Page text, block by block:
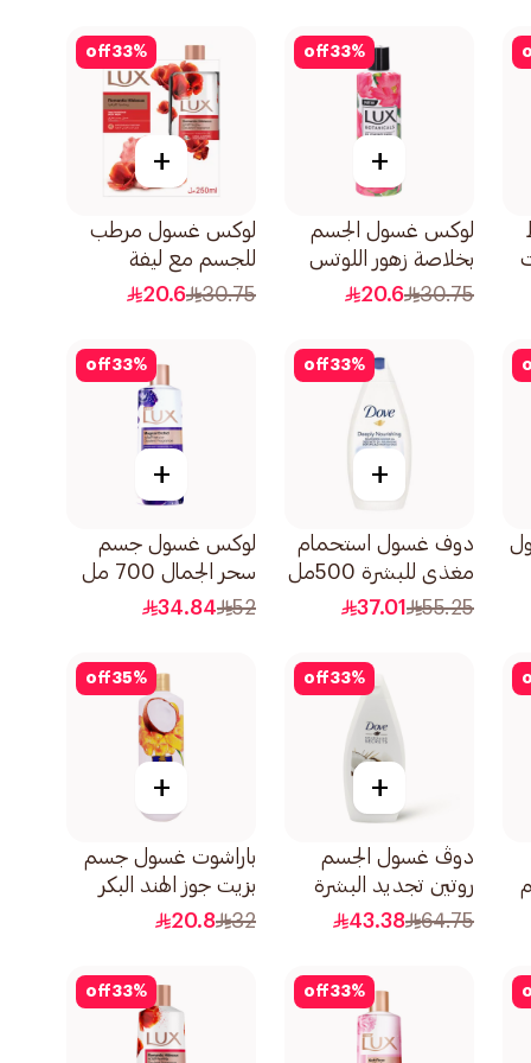
33%
off
+
لوكس غسول الجسم
بخلاصة زهور اللوتس
والعسل 250مل
30.75
20.6
33%
off
+
لوكس غسول مرطب
للجسم مع ليفة
رومانتيك هيبيسكوس
30.75
20.6
33%
off
+
دوف غسول استحمام
مغذي للبشرة 500مل
55.25
37.01
33%
off
+
لوكس غسول جسم
سحر الجمال 700 مل
52
34.84
33%
off
+
دوڤ غسول الجسم
روتين تجديد البشرة
بجوز الهند 500مل
64.75
43.38
35%
off
+
باراشوت غسول جسم
بزيت جوز الهند البكر
وفيتامين هـ 400مل
32
20.8
33%
off
33%
off